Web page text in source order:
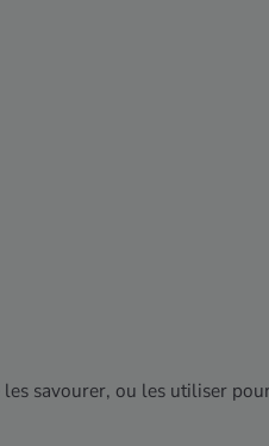
les savourer, ou les utiliser